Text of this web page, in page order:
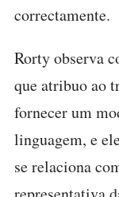
correctamente.
Rorty observa
que atribuo ao
fornecer um
linguagem, e
se relaciona